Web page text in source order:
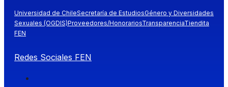
Universidad de ChileSecretaría de EstudiosGénero y Diversidades
Sexuales (OGDIS)Proveedores/HonorariosTransparenciaTiendita
FEN
Redes Sociales FEN